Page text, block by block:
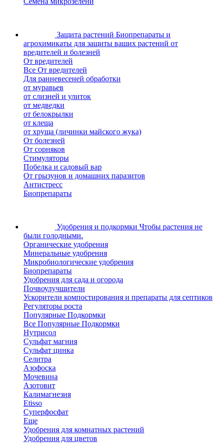
Защита растений Биопрепараты и
агрохимикаты для защиты ваших растений от
вредителей и болезней
От вредителей
Все От вредителей
Для ранневесеней обработки
от муравьев
от слизней и улиток
от медведки
от белокрылки
от клеща
от хруща (личинки майского жука)
От болезней
От сорняков
Стимуляторы
Побелка и садовый вар
От грызунов и домашних паразитов
Антистресс
Биопрепараты
Удобрения и подкормки Чтобы растения не
были голодными.
Органические удобрения
Минеральные удобрения
Микробиологические удобрения
Биопрепараты
Удобрения для сада и огорода
Почвоулучшители
Ускорители компостирования и препараты для септиков
Регуляторы роста
Популярные Подкормки
Все Популярные Подкормки
Нутрисол
Сульфат магния
Сульфат цинка
Селитра
Азофоска
Мочевина
Азотовит
Калимагнезия
Etisso
Суперфосфат
Еще
Удобрения для комнатных растений
Удобрения для цветов